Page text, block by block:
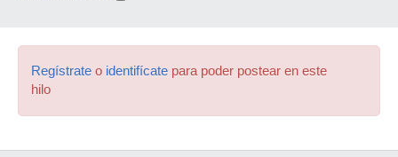
Regístrate o identifícate para poder postear en este
hilo